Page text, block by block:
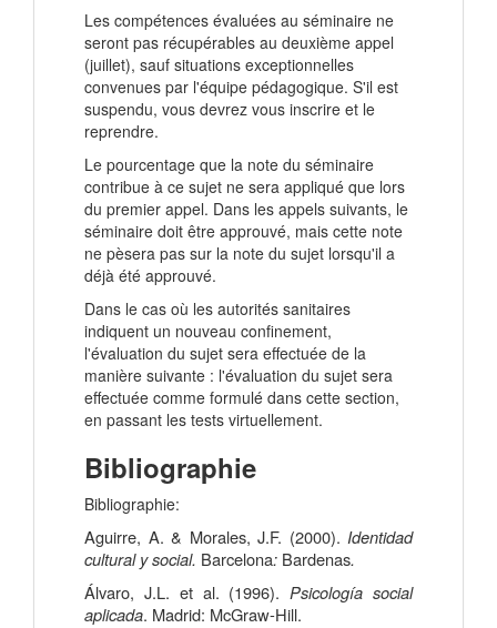
Les compétences évaluées au séminaire ne
seront pas récupérables au deuxième appel
(juillet), sauf situations exceptionnelles
convenues par l'équipe pédagogique. S'il est
suspendu, vous devrez vous inscrire et le
reprendre.
Le pourcentage que la note du séminaire
contribue à ce sujet ne sera appliqué que lors
du premier appel. Dans les appels suivants, le
séminaire doit être approuvé, mais cette note
ne pèsera pas sur la note du sujet lorsqu'il a
déjà été approuvé.
Dans le cas où les autorités sanitaires
indiquent un nouveau confinement,
l'évaluation du sujet sera effectuée de la
manière suivante : l'évaluation du sujet sera
effectuée comme formulé dans cette section,
en passant les tests virtuellement.
Bibliographie
Bibliographie:
Aguirre, A. & Morales, J.F. (2000). Identidad
cultural y social. Barcelona: Bardenas.
Álvaro, J.L. et al. (1996).Psicología social
aplicada. Madrid: McGraw-Hill.